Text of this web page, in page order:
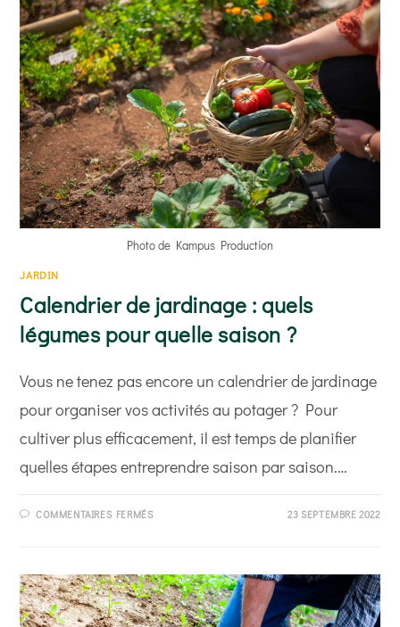
Photo de Kampus Production
JARDIN
Calendrier de jardinage : quels
légumes pour quelle saison ?
Vous ne tenez pas encore un calendrier de jardinage
pour organiser vos activités au potager ? Pour
cultiver plus efficacement, il est temps de planifier
quelles étapes entreprendre saison par saison.…
COMMENTAIRES FERMÉSSUR
LÉGUMES
POUR
QUELLE
SAISON ?
23 SEPTEMBRE 2022